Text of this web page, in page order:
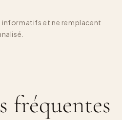
informatifs et ne remplacent
fréquentes